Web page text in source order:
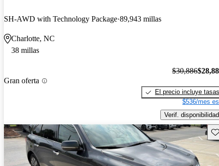
SH-AWD with Technology Package 89,943 millas
Charlotte, NC
38 millas
Gran oferta
$30,886
El precio incluye tasas
$536/mes
Verif. disponibilidad